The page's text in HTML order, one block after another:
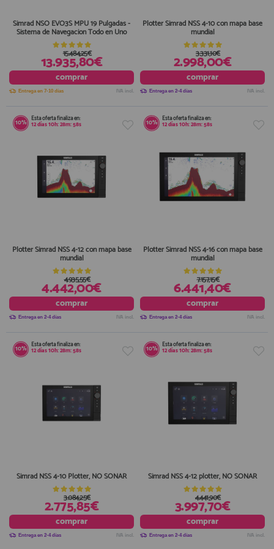
Simrad NSO EVO3S MPU 19 Pulgadas -
Sistema de Navegacion Todo en Uno
13.935,80€
15.484,25€
comprar
Entrega en 7-10 días IVA incl.
Plotter Simrad NSS 4-10 con mapa base
mundial
2.998,00€
3.331,10€
comprar
Entrega en 2-4 días IVA incl.
10% Esta oferta finaliza en:
12días10h:28m:58s
Plotter Simrad NSS 4-12 con mapa base
mundial
4.442,00€
4.935,55€
comprar
Entrega en 2-4 días IVA incl.
10% Esta oferta finaliza en:
12días10h:28m:58s
Plotter Simrad NSS 4-16 con mapa base
mundial
6.441,40€
7.157,15€
comprar
Entrega en 2-4 días IVA incl.
10% Esta oferta finaliza en:
12días10h:28m:58s
Simrad NSS 4-10 Plotter, NO SONAR
2.775,85€
3.084,25€
comprar
Entrega en 2-4 días IVA incl.
10% Esta oferta finaliza en:
12días10h:28m:58s
Simrad NSS 4-12 plotter, NO SONAR
3.997,70€
4.441,90€
comprar
Entrega en 2-4 días IVA incl.